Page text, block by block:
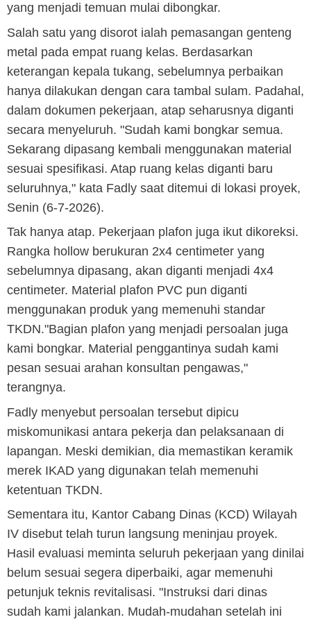
yang menjadi temuan mulai dibongkar.
Salah satu yang disorot ialah pemasangan genteng
metal pada empat ruang kelas. Berdasarkan
keterangan kepala tukang, sebelumnya perbaikan
hanya dilakukan dengan cara tambal sulam. Padahal,
dalam dokumen pekerjaan, atap seharusnya diganti
secara menyeluruh. "Sudah kami bongkar semua.
Sekarang dipasang kembali menggunakan material
sesuai spesifikasi. Atap ruang kelas diganti baru
seluruhnya," kata Fadly saat ditemui di lokasi proyek,
Senin (6-7-2026).
Tak hanya atap. Pekerjaan plafon juga ikut dikoreksi.
Rangka hollow berukuran 2x4 centimeter yang
sebelumnya dipasang, akan diganti menjadi 4x4
centimeter. Material plafon PVC pun diganti
menggunakan produk yang memenuhi standar
TKDN."Bagian plafon yang menjadi persoalan juga
kami bongkar. Material penggantinya sudah kami
pesan sesuai arahan konsultan pengawas,"
terangnya.
Fadly menyebut persoalan tersebut dipicu
miskomunikasi antara pekerja dan pelaksanaan di
lapangan. Meski demikian, dia memastikan keramik
merek IKAD yang digunakan telah memenuhi
ketentuan TKDN.
Sementara itu, Kantor Cabang Dinas (KCD) Wilayah
IV disebut telah turun langsung meninjau proyek.
Hasil evaluasi meminta seluruh pekerjaan yang dinilai
belum sesuai segera diperbaiki, agar memenuhi
petunjuk teknis revitalisasi. "Instruksi dari dinas
sudah kami jalankan. Mudah-mudahan setelah ini